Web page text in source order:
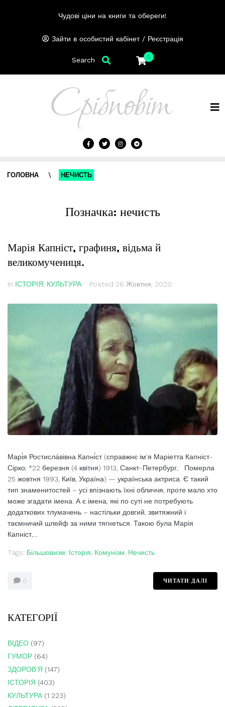
Чудові ціни на книги та обереги!
Зайти в особистий кабінет / Реєстрація
0
Search
ГОЛОВНА \ НЕЧИСТЬ
Позначка: нечисть
Марія Капніст, графиня, відьма й
великомучениця.
In ІСТОРІЯ КУЛЬТУРА Posted 26 Жовтня, 2020
Марі́я Ростисла́вівна Капні́ст (справжнє ім'я Маріетта Капніст-
Сірко; *22 березня (4 квітня) 1913, Санкт-Петербург, Померла
25 жовтня 1993, Київ, Україна) — українська актриса. Є такий
тип знаменитостей – усі впізнають їхні обличчя, проте мало хто
може згадати імена. А є імена, які по суті не потребують
додаткових тлумачень – настільки довгий, звитяжний і
таємничий шлейф за ними тягнеться. Такою була Марія
Капніст,...
Tags: Більшовизм, Історія, Комунізм, Нечисть
0 ЧИТАТИ ДАЛІ
КАТЕГОРІЇ
ВІДЕО (97)
ГУМОР (64)
ЗДОРОВ'Я (147)
ІСТОРІЯ (403)
КУЛЬТУРА(1 223)